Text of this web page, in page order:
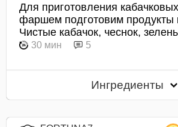
Для приготовления
фаршем подготовим продукты
Чистые кабачок, чеснок,
30 мин 5
Ингредиенты